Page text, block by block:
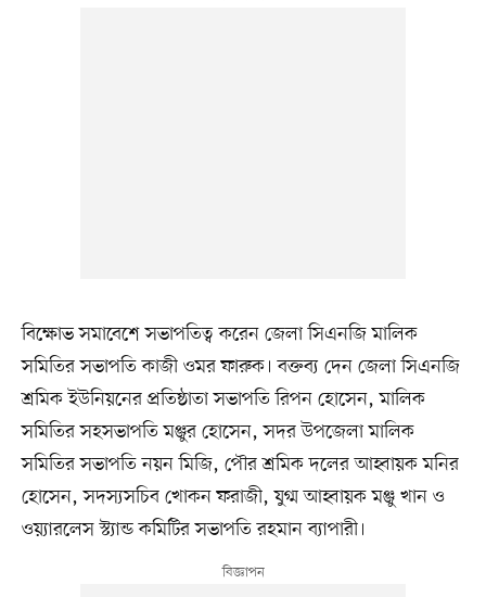
বিক্ষোভ সমাবেশে সভাপতিত্ব করেন জেলা সিএনজি মালিক
সমিতির সভাপতি কাজী ওমর ফারুক। বক্তব্য দেন জেলা সিএনজি
শ্রমিক ইউনিয়নের প্রতিষ্ঠাতা সভাপতি রিপন হোসেন, মালিক
সমিতির সহসভাপতি মঞ্জুর হোসেন, সদর উপজেলা মালিক
সমিতির সভাপতি নয়ন মিজি, পৌর শ্রমিক দলের আহ্বায়ক মনির
হোসেন, সদস্যসচিব খোকন ফরাজী, যুগ্ম আহ্বায়ক মঞ্জু খান ও
ওয়্যারলেস স্ট্যান্ড কমিটির সভাপতি রহমান ব্যাপারী।